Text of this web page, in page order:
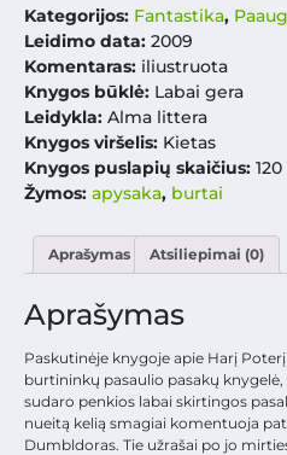
Kategorijos: Fantastika,
Leidimo data: 2009
Komentaras: iliustruota
Knygos būklė: Labai gera
Leidykla: Alma littera
Knygos viršelis: Kietas
Knygos puslapių skaičius: 120
Žymos: apysaka, burtai
Aprašymas Atsiliepimai (0)
Aprašymas
Paskutinėje knygoje apie Harį
burtininkų pasaulio pasakų
sudaro penkios labai skirtingos
nueitą kelią smagiai komentuoja
Dumbldoras. Tie užrašai po jo